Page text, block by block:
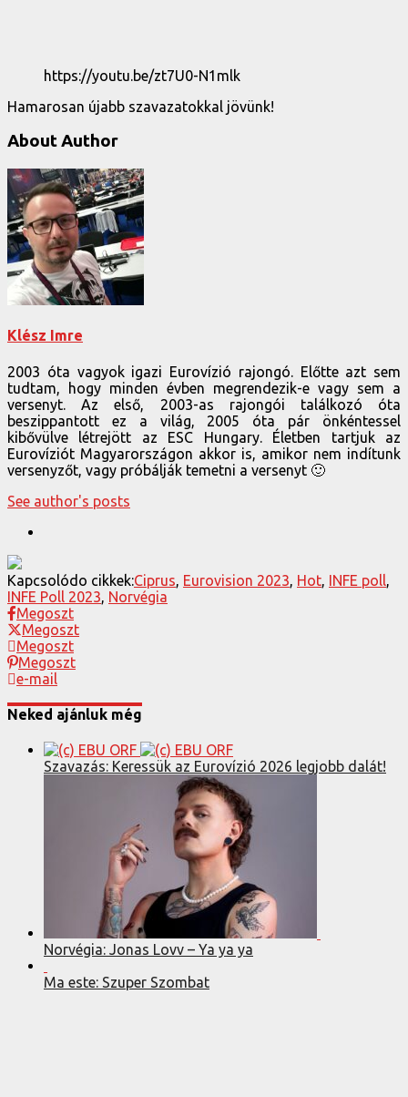
https://youtu.be/zt7U0-N1mlk
Hamarosan újabb szavazatokkal jövünk!
About Author
Klész Imre
2003 óta vagyok igazi Eurovízió rajongó. Előtte azt sem
tudtam, hogy minden évben megrendezik-e vagy sem a
versenyt. Az első, 2003-as rajongói találkozó óta
beszippantott ez a világ, 2005 óta pár önkéntessel
kibővülve létrejött az ESC Hungary. Életben tartjuk az
Eurovíziót Magyarországon akkor is, amikor nem indítunk
versenyzőt, vagy próbálják temetni a versenyt 🙂
See author's posts
Kapcsolódo cikkek:Ciprus Eurovision 2023 Hot INFE poll
INFE Poll 2023 Norvégia
Megoszt
Megoszt
Megoszt
Megoszt
e-mail
Neked ajánluk még
Szavazás: Keressük az Eurovízió 2026 legjobb dalát!
Norvégia: Jonas Lovv – Ya ya ya
Ma este: Szuper Szombat